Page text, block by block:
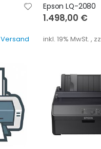
Versand
Epson LQ-2080
1.498,00 €
inkl. 19% MwSt. ,